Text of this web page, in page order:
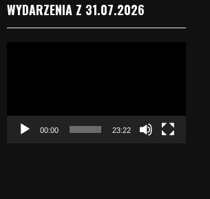
WYDARZENIA Z 31.07.2026
00:00 23:22